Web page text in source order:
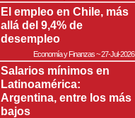
El empleo en Chile, más
allá del 9,4% de
desempleo
Economía y Finanzas~27-Jul-2026
Salarios mínimos en
Latinoamérica:
Argentina, entre los más
bajos